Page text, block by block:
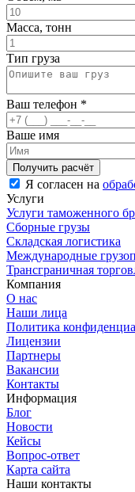
Масса, тонн
Тип груза
Ваш телефон *
Ваше имя
Я согласен на
Услуги
Услуги таможенного
Сборные грузы
Складская логистика
Международные
Трансграничная
Компания
О нас
Наши лица
Политика
Лицензии
Партнеры
Вакансии
Контакты
Информация
Блог
Новости
Кейсы
Вопрос-ответ
Карта сайта
Наши контакты